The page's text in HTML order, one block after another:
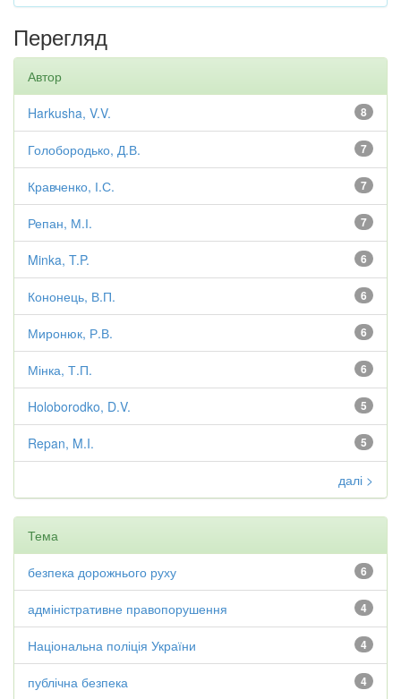
Перегляд
Автор
8
Harkusha, V.V.
7
Голобородько, Д.В.
7
Кравченко, І.С.
7
Репан, М.І.
6
Minka, T.P.
6
Кононець, В.П.
6
Миронюк, Р.В.
6
Мінка, Т.П.
5
Holoborodko, D.V.
5
Repan, M.I.
далі >
Тема
6
безпека дорожнього руху
4
адміністративне правопорушення
4
Національна поліція України
4
публічна безпека